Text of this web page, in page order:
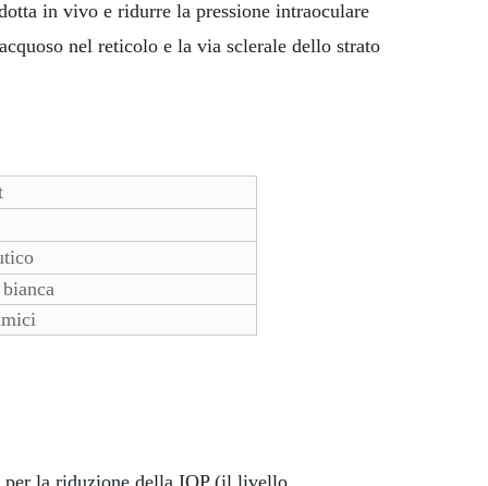
in vivo e ridurre la pressione intraoculare
nel reticolo e la via sclerale dello strato
per la riduzione della IOP (il livello